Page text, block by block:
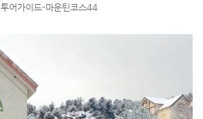
투어가이드-마운틴코스44